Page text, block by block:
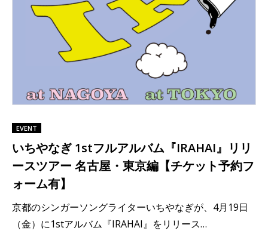
EVENT
いちやなぎ 1stフルアルバム『IRAHAI』リリ
ースツアー 名古屋・東京編【チケット予約フ
ォーム有】
京都のシンガーソングライターいちやなぎが、4月19日
（金）に1stアルバム『IRAHAI』をリリース…